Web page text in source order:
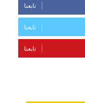
تابعنا
تابعنا
تابعنا